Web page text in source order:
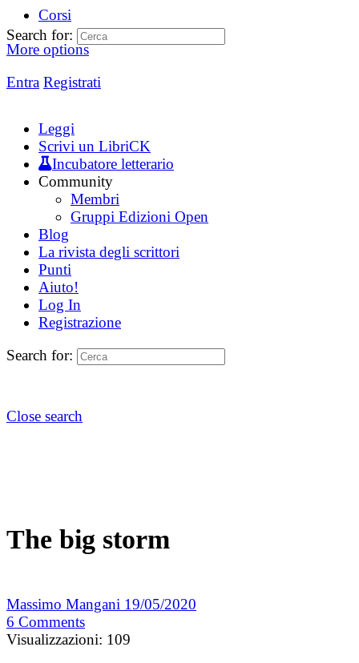
Corsi
More options
Entra Registrati
Search for:
Leggi
Scrivi un LibriCK
Incubatore letterario
Community
Membri
Gruppi Edizioni Open
Blog
La rivista degli scrittori
Punti
Aiuto!
Log In
Registrazione
Search for:
Close search
The big storm
Massimo Mangani 19/05/2020
6 Comments
Visualizzazioni: 109